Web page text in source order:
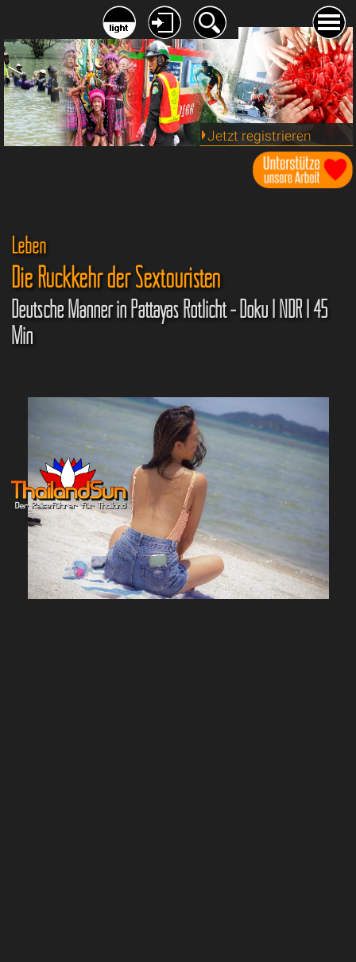
Jetzt registrieren
Leben
Die Rückkehr der Sextouristen
Deutsche Männer in Pattayas Rotlicht - Doku | NDR | 45
Min